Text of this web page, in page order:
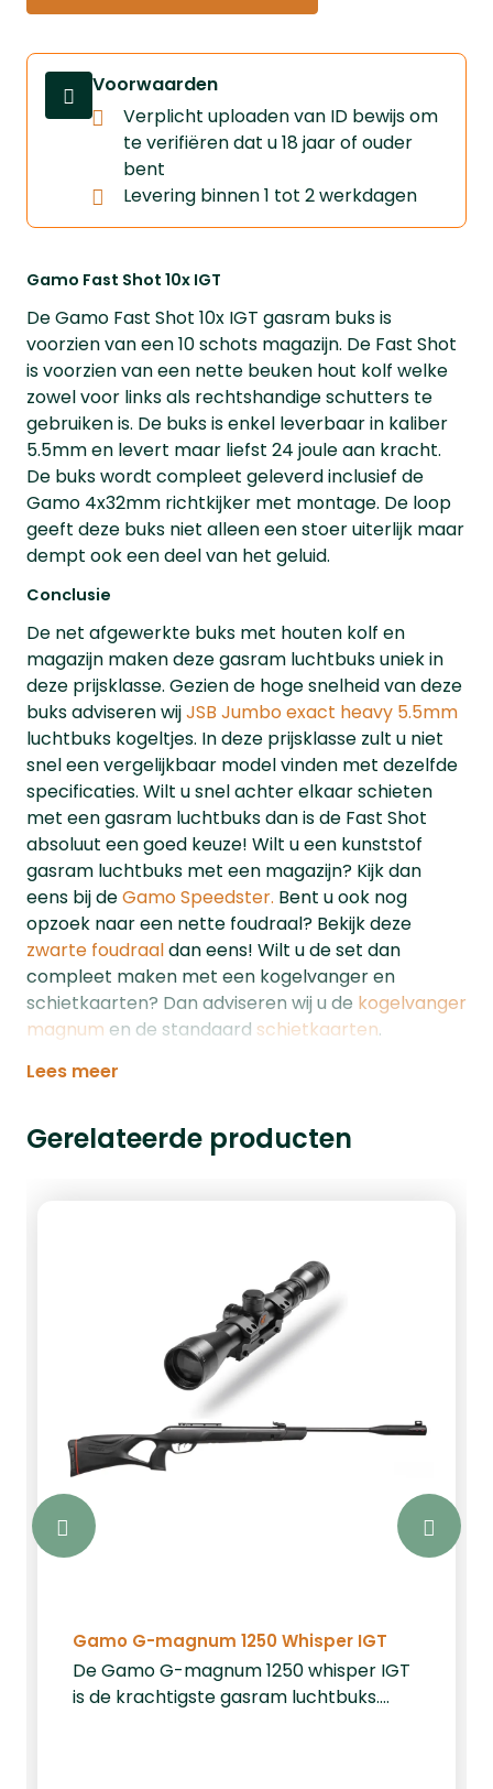
Gamo Fast Shot 10x IGT
De Gamo Fast Shot 10x IGT gasram buks is
voorzien van een 10 schots magazijn. De Fast Shot
is voorzien van een nette beuken hout kolf welke
zowel voor links als rechtshandige schutters te
gebruiken is. De buks is enkel leverbaar in kaliber
5.5mm en levert maar liefst 24 joule aan kracht.
De buks wordt compleet geleverd inclusief de
Gamo 4x32mm richtkijker met montage. De loop
geeft deze buks niet alleen een stoer uiterlijk maar
dempt ook een deel van het geluid.
Conclusie
De net afgewerkte buks met houten kolf en
magazijn maken deze gasram luchtbuks uniek in
deze prijsklasse. Gezien de hoge snelheid van deze
buks adviseren wijJSB Jumbo exact heavy 5.5mm
luchtbuks kogeltjes. In deze prijsklasse zult u niet
snel een vergelijkbaar model vinden met dezelfde
specificaties. Wilt u snel achter elkaar schieten
met een gasram luchtbuks dan is de Fast Shot
absoluut een goed keuze! Wilt u een kunststof
gasram luchtbuks met een magazijn? Kijk dan
eens bij deGamo Speedster. Bent u ook nog
opzoek naar een nette foudraal? Bekijk deze
zwarte foudraaldan eens! Wilt u de set dan
compleet maken met een kogelvanger en
schietkaarten? Dan adviseren wij u de kogelvanger
magnum en de standaard schietkaarten.
Lees meer
Voorwaarden
Verplicht uploaden van ID bewijs om
te verifiëren dat u 18 jaar of ouder
bent
Levering binnen 1 tot 2 werkdagen
Gerelateerde producten
Gamo G-magnum 1250 Whisper IGT
De Gamo G-magnum 1250 whisper IGT
is de krachtigste gasram luchtbuks.